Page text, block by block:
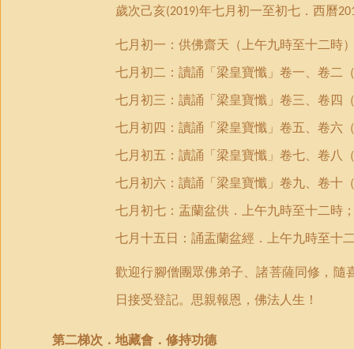
歲次己亥(2019)年七月初一至初七．西曆
七月初一： 供佛齋天（上午九時至十二時
七月初二：讀誦「梁皇寶懺」卷一、卷二
七月初三：讀誦「梁皇寶懺」卷三、卷四
七月初四：讀誦「梁皇寶懺」卷五、卷六
七月初五：讀誦「梁皇寶懺」卷七、卷八
七月初六：讀誦「梁皇寶懺」卷九、卷十
七月初七：盂蘭盆供．上午九時至十二時
七月十五日：誦盂蘭盆經．上午九時至十
歡迎行腳僧團眾佛弟子、諸菩薩同修，隨
日接受登記。思親報恩 ，佛法人生！
第二梯次． 地藏會．修持功德